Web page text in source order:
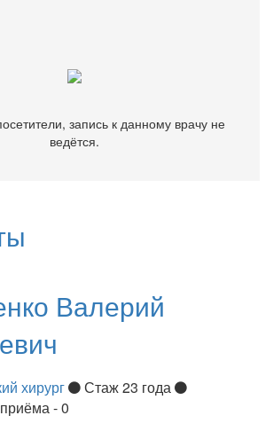
запись к данному врачу не
ведётся.
Валерий
хирург
Стаж 23 года
- 0